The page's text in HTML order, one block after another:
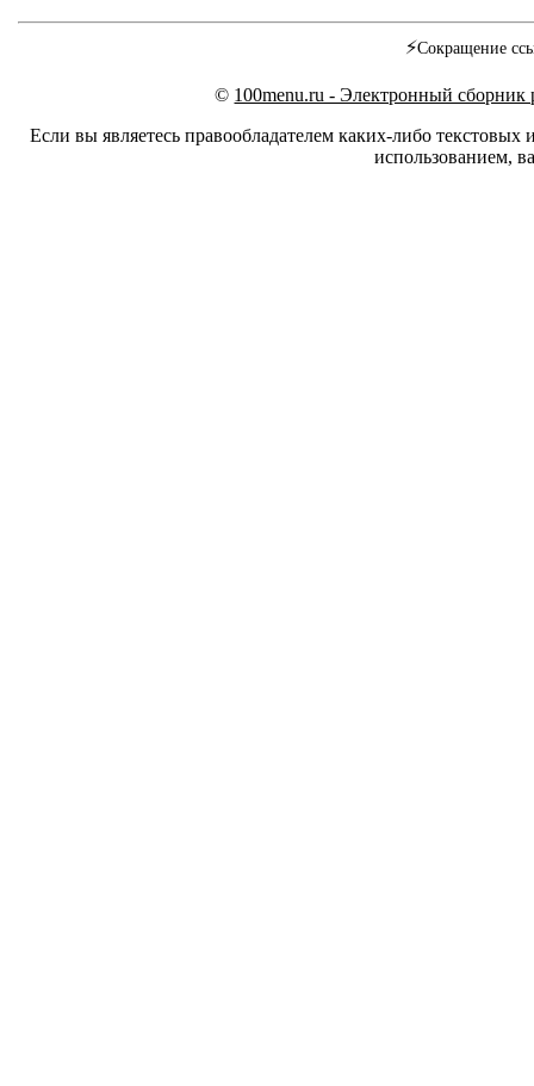
⚡Сокращение
© 100menu.ru - Электронный сборник
Если вы являетесь правообладателем каких-либо
использованием,